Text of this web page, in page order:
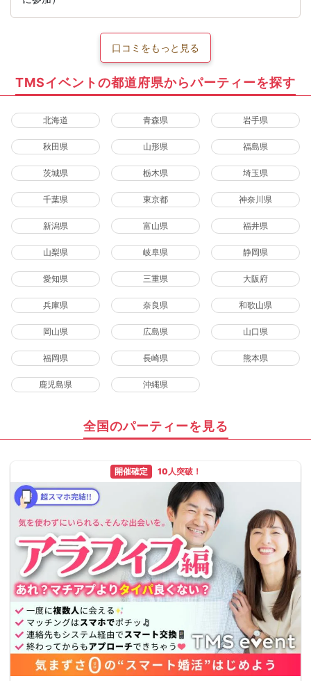
口コミをもっと見る
TMSイベントの都道府県からパーティーを探す
北海道 青森県 岩手県
秋田県 山形県 福島県
茨城県 栃木県 埼玉県
千葉県 東京都 神奈川県
新潟県 富山県 福井県
山梨県 岐阜県 静岡県
愛知県 三重県 大阪府
兵庫県 奈良県 和歌山県
岡山県 広島県 山口県
福岡県 長崎県 熊本県
鹿児島県 沖縄県
全国のパーティーを見る
開催確定 10人突破！